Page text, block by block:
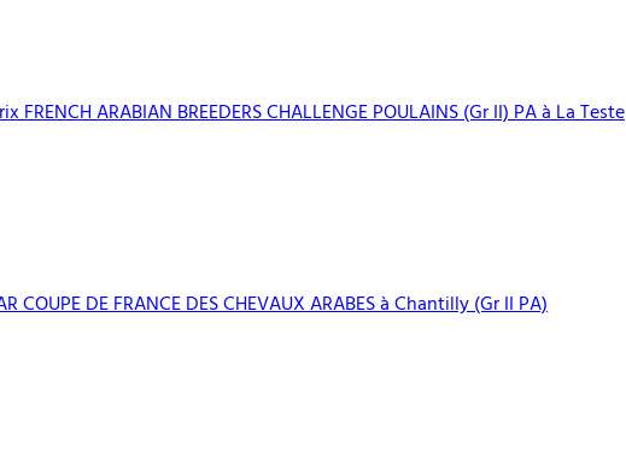
ARABIAN BREEDERS CHALLENGE POULAINS (Gr II) PA à La Teste
COUPE DE FRANCE DES CHEVAUX ARABES à Chantilly (Gr II PA)